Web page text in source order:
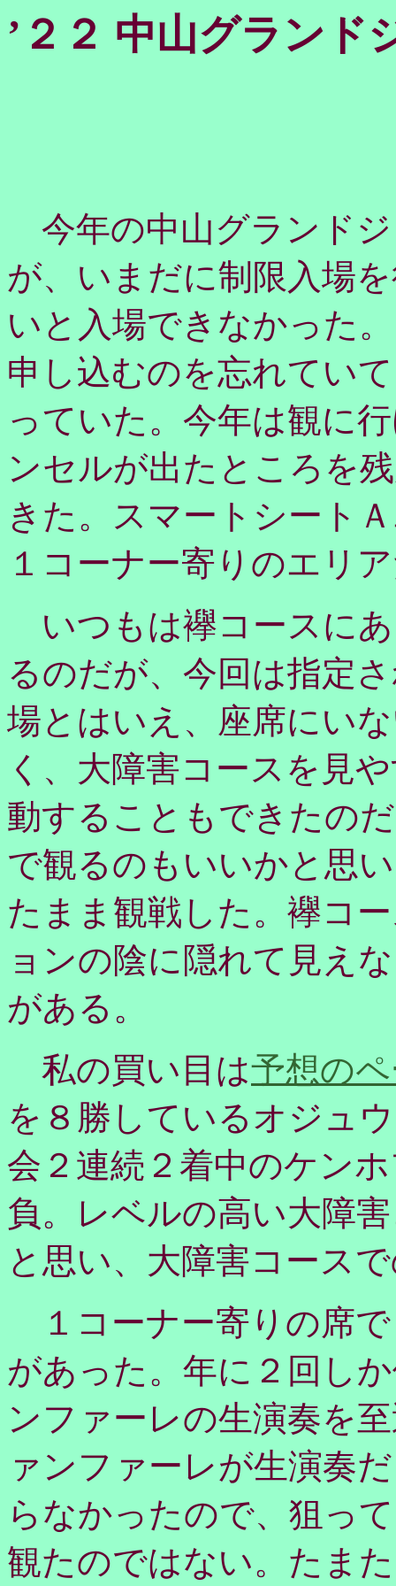
’２２ 中山グランド
今年の中山グランド
が、いまだに制限入場
いと入場できなかった
申し込むのを忘れてい
っていた。今年は観に
ンセルが出たところを
きた。スマートシート
１コーナー寄りのエリ
いつもは襷コースに
るのだが、今回は指定
場とはいえ、座席にい
く、大障害コースを見
動することもできたの
で観るのもいいかと思
たまま観戦した。襷コ
ョンの陰に隠れて見え
がある。
私の買い目は予想の
を８勝しているオジュ
会２連続２着中のケン
負。レベルの高い大障
と思い、大障害コース
１コーナー寄りの席
があった。年に２回し
ンファーレの生演奏を
ァンファーレが生演奏
らなかったので、狙っ
観たのではない。たま